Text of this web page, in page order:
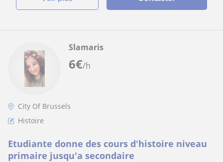
6€/h
Slamaris
City Of Brussels
Histoire
Etudiante donne des cours d'histoire niveau
primaire jusqu'a secondaire